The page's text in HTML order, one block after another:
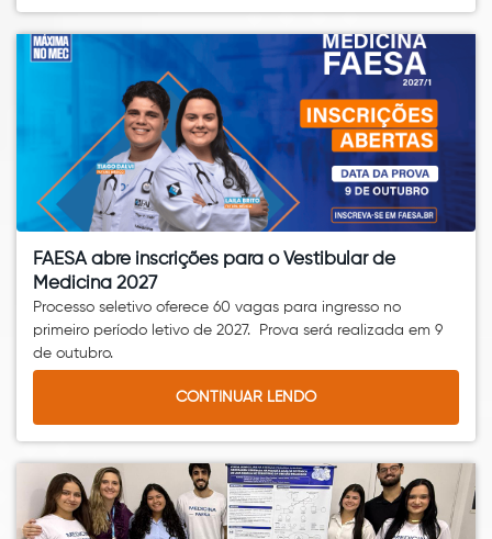
FAESA abre inscrições para o Vestibular de
Medicina 2027
Processo seletivo oferece 60 vagas para ingresso no
primeiro período letivo de 2027. Prova será realizada em 9
de outubro.
CONTINUAR LENDO